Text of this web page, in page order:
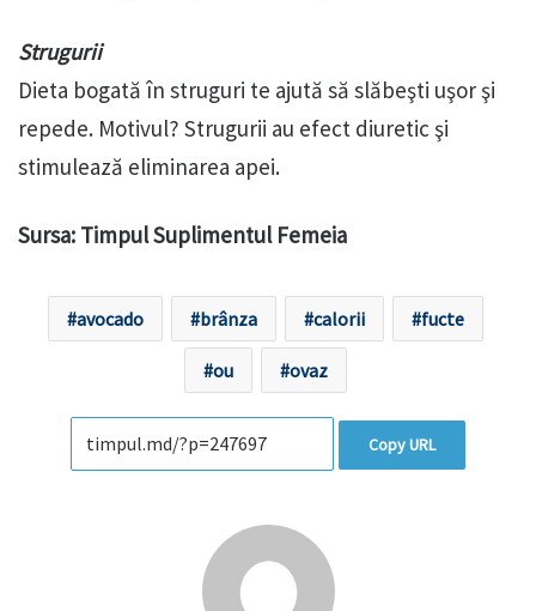
Strugurii
Dieta bogată în struguri te ajută să slăbeşti uşor şi
repede. Motivul? Strugurii au efect diuretic şi
stimulează eliminarea apei.
Sursa: Timpul Suplimentul Femeia
avocado brânza calorii fucte
ou ovaz
Copy URL